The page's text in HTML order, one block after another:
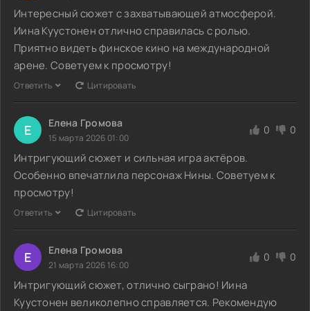
Интересный сюжет с захватывающей атмосферой.
Иина Куустонен отлично справилась с ролью.
Приятно видеть финское кино на международной
арене. Советуем к просмотру!
Ответить Цитировать
Е Елена Громова
15 марта 2026 01:00
0 0
Интригующий сюжет и сильная игра актёров.
Особенно впечатлила персонаж Нины. Советуем к
просмотру!
Ответить Цитировать
Е Елена Громова
21 марта 2026 16:00
0 0
Интригующий сюжет, отлично сыграно! Иина
Куустонен великолепно справляется. Рекомендую